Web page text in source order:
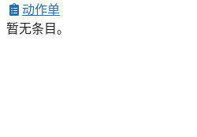
动作单
暂无条目。